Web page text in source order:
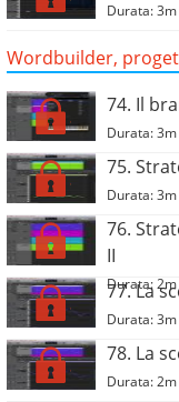
Durata: 3m
Wordbuilder,
74. Il
Durata: 3m
75.
Durata: 3m
76.
II
Durata:
77. La
Durata: 3m
78. La
Durata: 2m